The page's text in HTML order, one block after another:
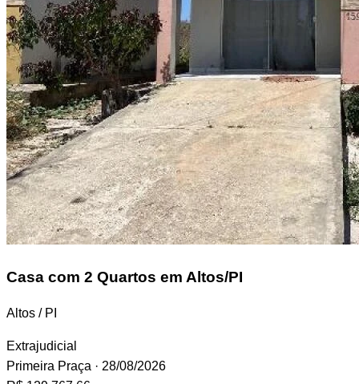
Casa com 2 Quartos em Altos/PI
Altos / PI
Extrajudicial
Primeira Praça · 28/08/2026